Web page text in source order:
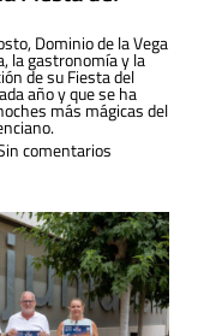
Dominio de la Vega
la gastronomía y la
de su Fiesta del
año y que se ha
más mágicas del
comentarios